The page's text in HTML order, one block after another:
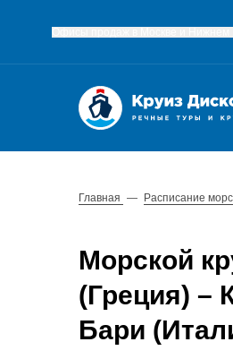
Главная — Расписание
Морской
(Греция) –
Бари